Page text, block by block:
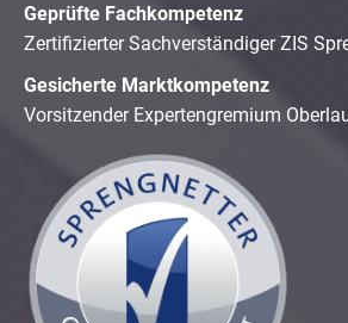
Geprüfte Fachkompetenz
Zertifizierter Sachverständiger ZIS
Gesicherte Marktkompetenz
Vorsitzender Expertengremium